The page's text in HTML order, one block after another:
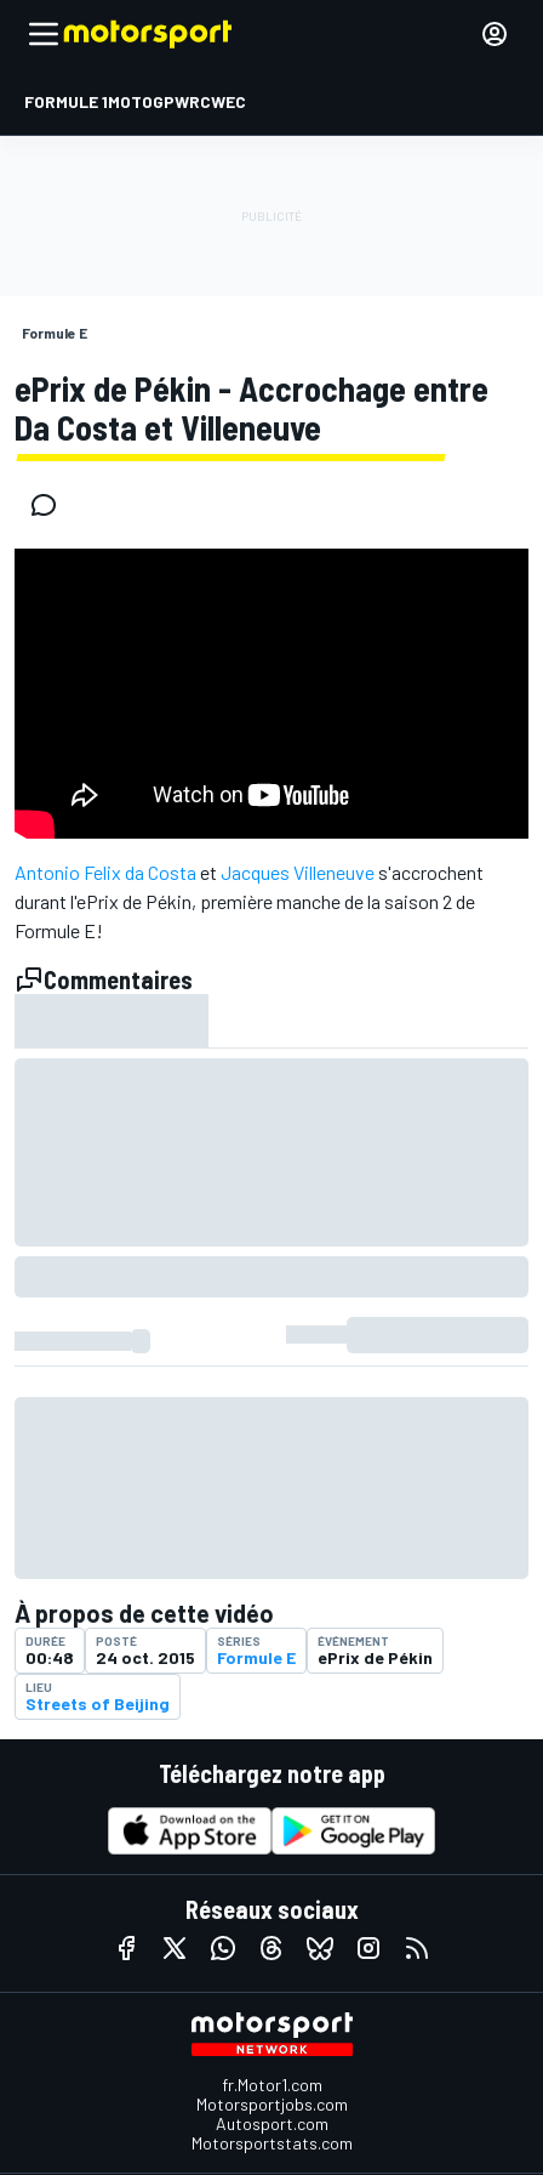
FORMULE 1MOTOGPWRCWEC
Formule E
ePrix de Pékin - Accrochage entre
Da Costa et Villeneuve
Antonio Felix da Costa et Jacques Villeneuve s'accrochent
durant l'ePrix de Pékin, première manche de la saison 2 de
Formule E!
Commentaires
À propos de cette vidéo
DURÉE
00:48
POSTÉ
24 oct. 2015
SÉRIES
Formule E
ÉVÉNEMENT
ePrix de Pékin
LIEU
Streets of Beijing
Téléchargez notre app
Réseaux sociaux
fr.Motor1.com
Motorsportjobs.com
Autosport.com
Motorsportstats.com